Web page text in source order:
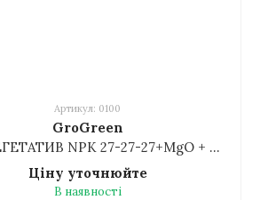
Артикул: 0100
GroGreen
Гель ВЕГЕТАТИВ NPK 27-27-27+MgO + TE 0,2кг
Ціну уточнюйте
В наявності